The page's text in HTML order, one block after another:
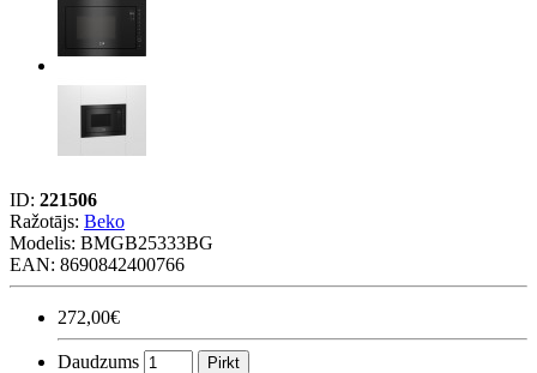
ID: 221506
Ražotājs: Beko
Modelis: BMGB25333BG
EAN: 8690842400766
272,00€
Daudzums Pirkt